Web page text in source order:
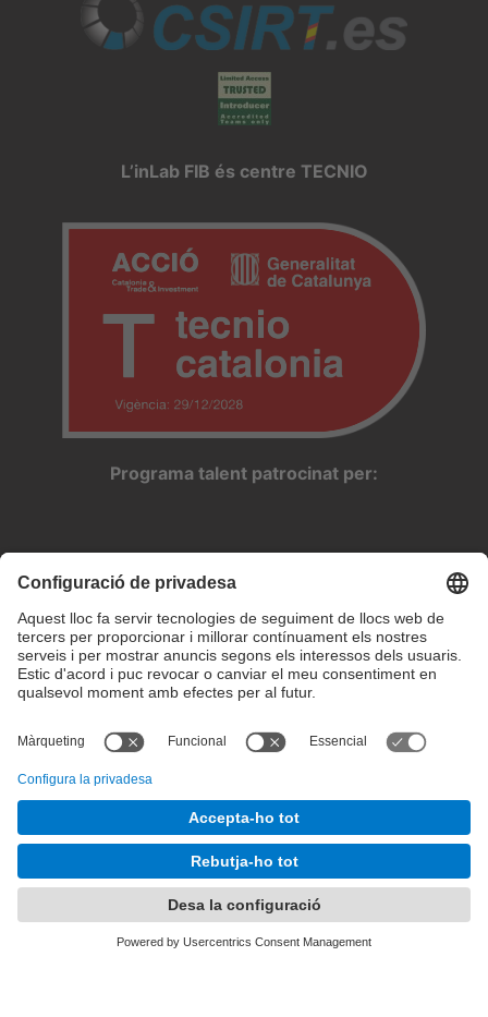
L’inLab FIB és centre TECNIO
Programa talent patrocinat per:
Configuració de privadesa
Condicions d’ús